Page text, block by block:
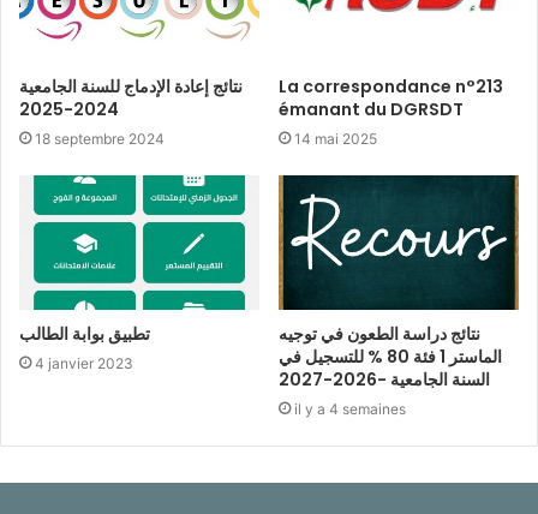
نتائج إعادة الإدماج للسنة الجامعية
2024-2025
18 septembre 2024
La correspondance n°213
émanant du DGRSDT
14 mai 2025
تطبيق بوابة الطالب
4 janvier 2023
نتائج دراسة الطعون في توجيه
الماستر 1 فئة 80 % للتسجيل في
السنة الجامعية -2026-2027
il y a 4 semaines